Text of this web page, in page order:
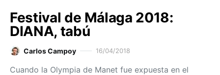
Festival de Málaga 2018:
DIANA, tabú
Carlos Campoy 16/04/2018
Cuando la Olympia de Manet fue expuesta en el